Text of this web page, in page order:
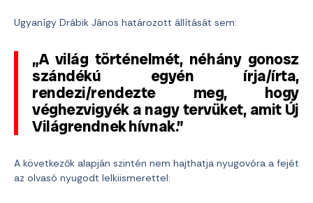
Ugyanígy Drábik János határozott állítását sem:
„A világ történelmét, néhány gonosz
szándékú egyén írja/írta,
rendezi/rendezte meg, hogy
véghezvigyék a nagy tervüket, amit Új
Világrendnek hívnak.”
A következők alapján szintén nem hajthatja nyugovóra a fejét
az olvasó nyugodt lelkiismerettel: